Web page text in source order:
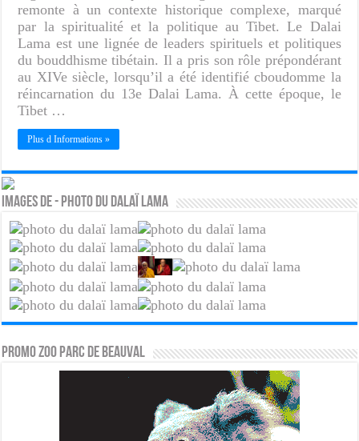
remonte à un contexte historique complexe, marqué
par la spiritualité et la politique au Tibet. Le Dalai
Lama est une lignée de leaders spirituels et politiques
du bouddhisme tibétain. Il a pris son rôle prépondérant
au XIVe siècle, lorsqu’il a été identifié cboudomme la
réincarnation du 13e Dalai Lama. À cette époque, le
Tibet …
Plus d Informations »
Images de - Photo du Dalaï lama
PROMO ZOO PARC DE BEAUVAL